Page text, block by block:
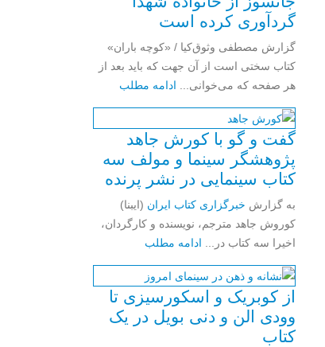
گردآوری کرده است
گزارش مصطفی وثوق‌کیا / «کوچه باران»
کتاب سختی است از آن جهت که باید بعد از
هر صفحه که می‌خوانی... ادامه مطلب
گفت و گو با کورش جاهد
پژوهشگر سینما و مولف سه
کتاب سینمایی در نشر پرنده
به گزارش خبرگزاری کتاب ایران (ایبنا)
کوروش جاهد مترجم، نویسنده و کارگردان،
اخیرا سه کتاب در... ادامه مطلب
از کوبریک و اسکورسیزی تا
وودی الن و دنی بویل در یک
کتاب